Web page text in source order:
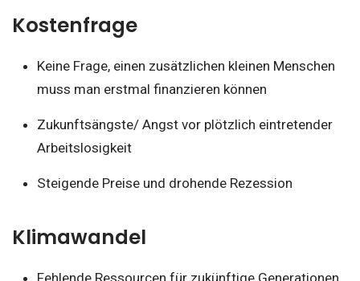
Kostenfrage
Keine Frage, einen zusätzlichen kleinen Menschen
muss man erstmal finanzieren können
Zukunftsängste/ Angst vor plötzlich eintretender
Arbeitslosigkeit
Steigende Preise und drohende Rezession
Klimawandel
Fehlende Ressourcen für zukünftige Generationen